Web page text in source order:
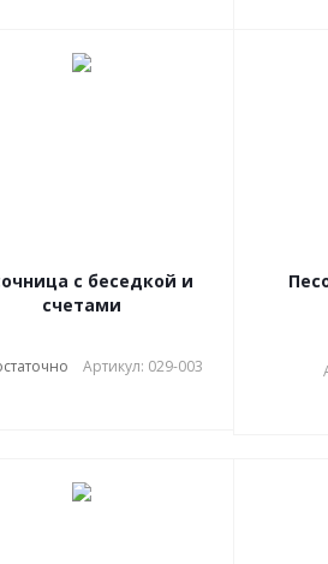
с беседкой и
счетами
Артикул: 029-003